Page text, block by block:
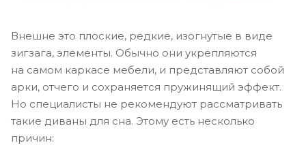
Внешне это плоские, редкие, изогнутые в виде
зигзага, элементы. Обычно они укрепляются
на самом каркасе мебели, и представляют собой
арки, отчего и сохраняется пружинящий эффект.
Но специалисты не рекомендуют рассматривать
такие диваны для сна. Этому есть несколько
причин: